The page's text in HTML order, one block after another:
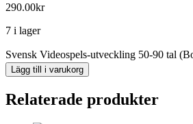
290.00kr
7 i lager
Svensk Videospels-utveckling 50-90 tal
Lägg till i varukorg
Relaterade produkter